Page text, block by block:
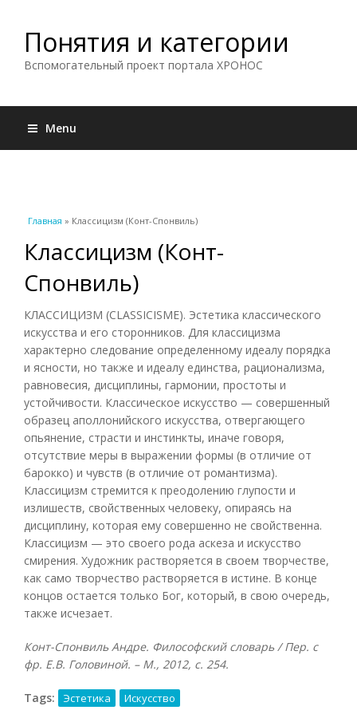
Понятия и категории
Вспомогательный проект портала ХРОНОС
Menu
Вы здесь
Главная » Классицизм (Конт-Спонвиль)
Классицизм (Конт-
Спонвиль)
КЛАССИЦИЗМ (CLASSICISME). Эстетика классического
искусства и его сторонников. Для классицизма
характерно следование определенному идеалу порядка
и ясности, но также и идеалу единства, рационализма,
равновесия, дисциплины, гармонии, простоты и
устойчивости. Классическое искусство — совершенный
образец аполлонийского искусства, отвергающего
опьянение, страсти и инстинкты, иначе говоря,
отсутствие меры в выражении формы (в отличие от
барокко) и чувств (в отличие от романтизма).
Классицизм стремится к преодолению глупости и
излишеств, свойственных человеку, опираясь на
дисциплину, которая ему совершенно не свойственна.
Классицизм — это своего рода аскеза и искусство
смирения. Художник растворяется в своем творчестве,
как само творчество растворяется в истине. В конце
концов остается только Бог, который, в свою очередь,
также исчезает.
Конт-Спонвиль Андре. Философский словарь / Пер. с
фр. Е.В. Головиной. – М., 2012, с. 254.
Tags: Эстетика Искусство